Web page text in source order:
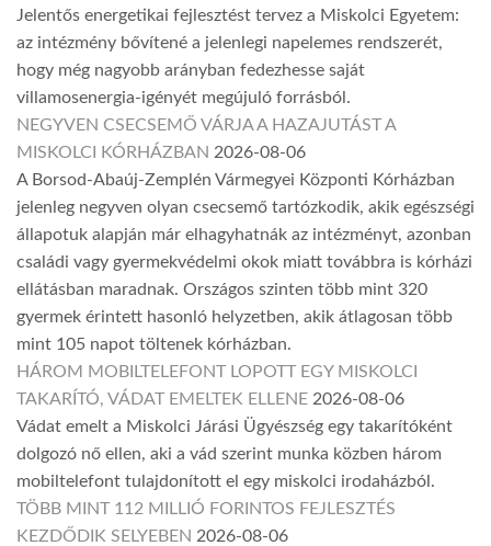
Jelentős energetikai fejlesztést tervez a Miskolci Egyetem:
az intézmény bővítené a jelenlegi napelemes rendszerét,
hogy még nagyobb arányban fedezhesse saját
villamosenergia-igényét megújuló forrásból.
NEGYVEN CSECSEMŐ VÁRJA A HAZAJUTÁST A
MISKOLCI KÓRHÁZBAN 2026-08-06
A Borsod-Abaúj-Zemplén Vármegyei Központi Kórházban
jelenleg negyven olyan csecsemő tartózkodik, akik egészségi
állapotuk alapján már elhagyhatnák az intézményt, azonban
családi vagy gyermekvédelmi okok miatt továbbra is kórházi
ellátásban maradnak. Országos szinten több mint 320
gyermek érintett hasonló helyzetben, akik átlagosan több
mint 105 napot töltenek kórházban.
HÁROM MOBILTELEFONT LOPOTT EGY MISKOLCI
TAKARÍTÓ, VÁDAT EMELTEK ELLENE 2026-08-06
Vádat emelt a Miskolci Járási Ügyészség egy takarítóként
dolgozó nő ellen, aki a vád szerint munka közben három
mobiltelefont tulajdonított el egy miskolci irodaházból.
TÖBB MINT 112 MILLIÓ FORINTOS FEJLESZTÉS
KEZDŐDIK SELYEBEN 2026-08-06